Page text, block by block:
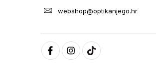
webshop@optikanjego.hr